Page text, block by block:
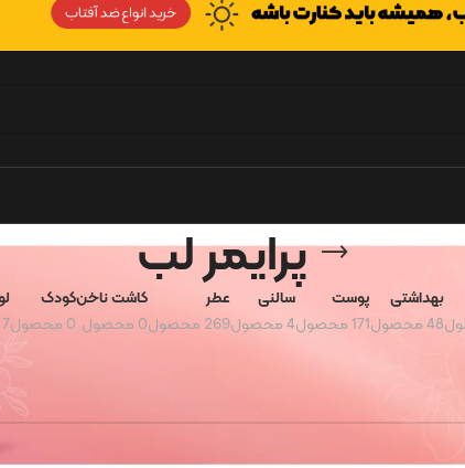
پرایمر لب
بهداشتی
48 محصول
پوست
171 محصول
سالنی
4 محصول
عطر
269 محصول
کاشت ناخن
0 محصول
کودک
0 محصول
7 محصول